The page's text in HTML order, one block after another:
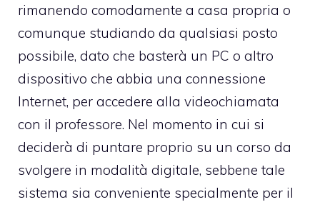
rimanendo comodamente a casa propria o
comunque studiando da qualsiasi posto
possibile, dato che basterà un PC o altro
dispositivo che abbia una connessione
Internet, per accedere alla videochiamata
con il professore. Nel momento in cui si
deciderà di puntare proprio su un corso da
svolgere in modalità digitale, sebbene tale
sistema sia conveniente specialmente per il